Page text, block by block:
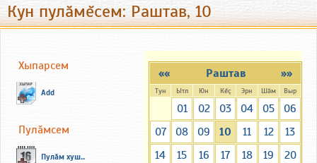
Кун пулăмĕсем: Раштав, 10
»»
«« Раштав
Тун Ытл Юн Кĕç Эрн Шăм Выр
01 02 03 04 05
06
07
08 09 10 11 12
13
14
15 16 17 18 19
20
Хыпарсем
Add
Пулăмсем
Пулăм хуш...